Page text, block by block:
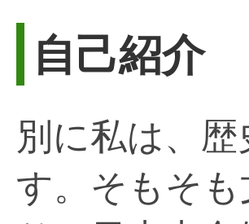
自己紹介
別に私は、
す。そもそ